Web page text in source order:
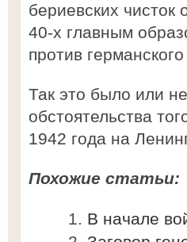
бериевских чисток
40-х главным
против
Так это было или
обстоятельства
1942 года на
Похожие статьи:
В начале